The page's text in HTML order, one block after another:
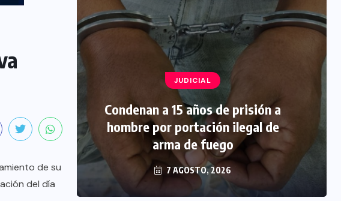
de su
del día
JUDICIAL
Condenan a 15 años de prisión a
hombre por portación ilegal de
arma de fuego
7 AGOSTO, 2026